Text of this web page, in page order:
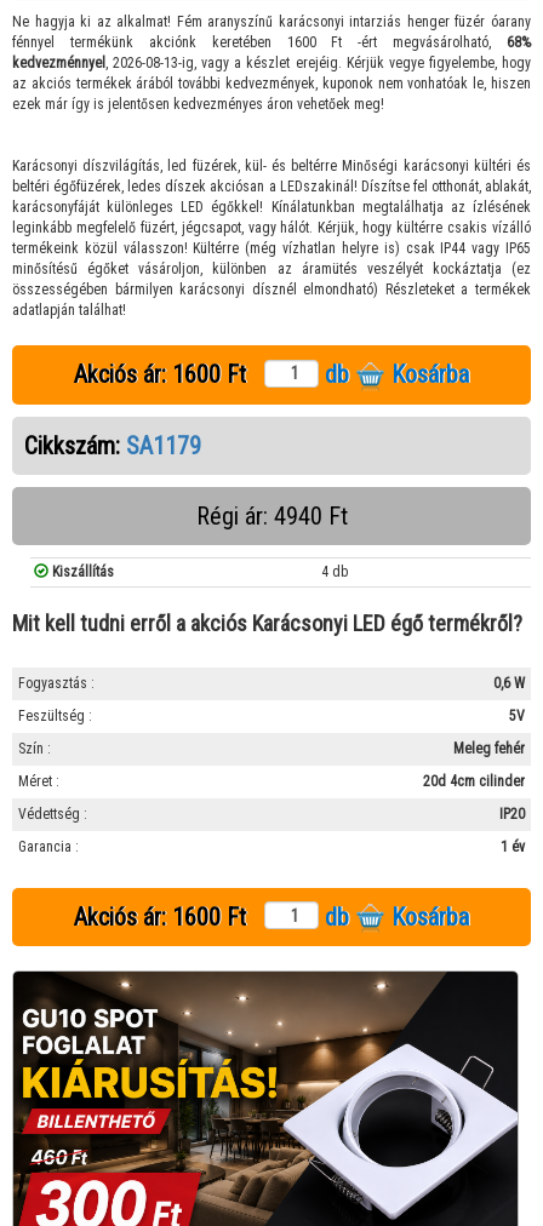
Ne hagyja ki az alkalmat! Fém aranyszínű karácsonyi intarziás henger füzér óarany
fénnyel termékünk akciónk keretében 1600 Ft -ért megvásárolható, 68%
kedvezménnyel , 2026-08-13-ig, vagy a készlet erejéig. Kérjük vegye figyelembe, hogy
az akciós termékek árából további kedvezmények, kuponok nem vonhatóak le, hiszen
ezek már így is jelentősen kedvezményes áron vehetőek meg!
Karácsonyi díszvilágítás, led füzérek, kül- és beltérre Minőségi karácsonyi kültéri és
beltéri égőfüzérek, ledes díszek akciósan a LEDszakinál! Díszítse fel otthonát, ablakát,
karácsonyfáját különleges LED égőkkel! Kínálatunkban megtalálhatja az ízlésének
leginkább megfelelő füzért, jégcsapot, vagy hálót. Kérjük, hogy kültérre csakis vízálló
termékeink közül válasszon! Kültérre (még vízhatlan helyre is) csak IP44 vagy IP65
minősítésű égőket vásároljon, különben az áramütés veszélyét kockáztatja (ez
összességében bármilyen karácsonyi dísznél elmondható) Részleteket a termékek
adatlapján találhat!
Akciós ár: 1600 Ft db Kosárba
Cikkszám: SA1179
Régi ár: 4940 Ft
Kiszállítás 4 db
Mit kell tudni erről a akciós Karácsonyi LED égő termékről?
Fogyasztás :
0,6 W
Feszültség :
5V
Szín :
Meleg fehér
Méret :
20d 4cm cilinder
Védettség :
IP20
Garancia :
1 év
Akciós ár: 1600 Ft db Kosárba